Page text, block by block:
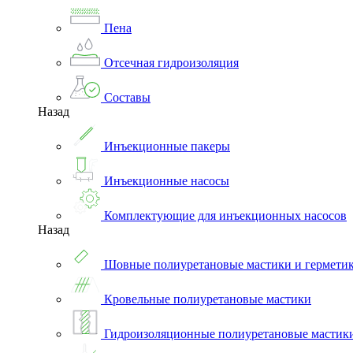
Пена
Отсечная гидроизоляция
Составы
Назад
Инъекционные пакеры
Инъекционные насосы
Комплектующие для инъекционных насосов
Назад
Шовные полиуретановые мастики и
Кровельные полиуретановые мастики
Гидроизоляционные полиуретановые